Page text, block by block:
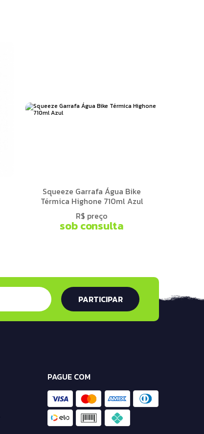
Squeeze Garrafa Água Bike
Térmica Highone 710ml Azul
R$ preço
sob consulta
PAGUE COM